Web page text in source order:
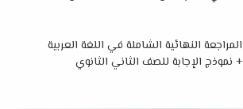
المراجعة النهائية الشاملة في اللغة العربية
+ نموذج الإجابة للصف الثاني الثانوي